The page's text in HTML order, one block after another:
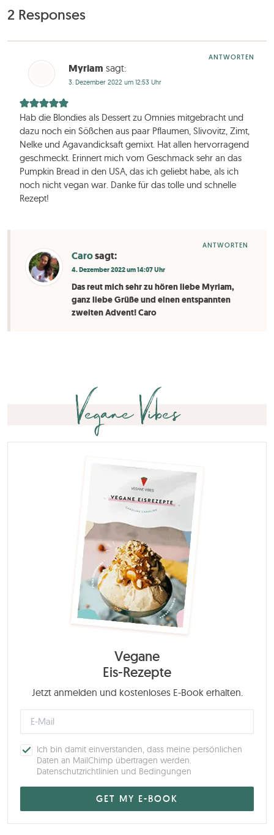
2 Responses
Myriam sagt:
3. Dezember 2022 um 12:53 Uhr
Hab die Blondies als Dessert zu Omnies mitgebracht und
dazu noch ein Sößchen aus paar Pflaumen, Slivovitz, Zimt,
Nelke und Agavandicksaft gemixt. Hat allen hervorragend
geschmeckt. Erinnert mich vom Geschmack sehr an das
Pumpkin Bread in den USA, das ich geliebt habe, als ich
noch nicht vegan war. Danke für das tolle und schnelle
Rezept!
ANTWORTEN
Carosagt:
4. Dezember 2022 um 14:07 Uhr
Das reut mich sehr zu hören liebe Myriam,
ganz liebe Grüße und einen entspannten
zweiten Advent! Caro
ANTWORTEN
Vegane Vibes
Vegane
Eis-Rezepte
Jetzt anmelden und kostenloses E-Book erhalten.
Ich bin damit einverstanden, dass meine persönlichen
Daten an MailChimp übertragen werden.
Datenschutzrichtlinien und Bedingungen